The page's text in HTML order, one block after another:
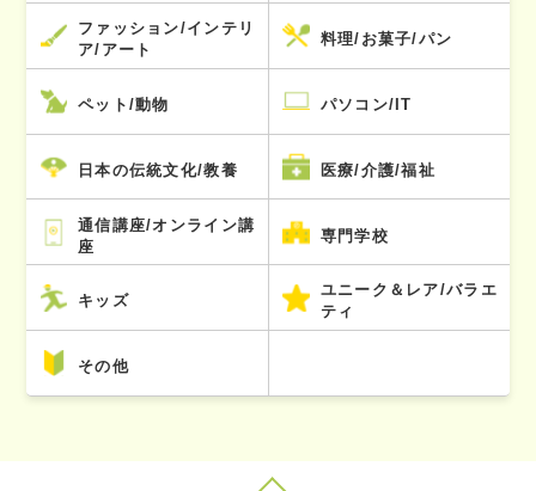
ファッション/インテリ
ア/アート
料理/お菓子/パン
ペット/動物 パソコン/IT
日本の伝統文化/教養 医療/介護/福祉
通信講座/オンライン講
座
専門学校
キッズ
ユニーク＆レア/バラエ
ティ
その他